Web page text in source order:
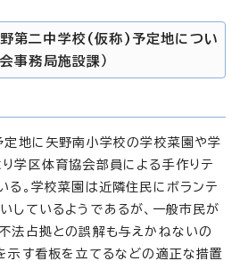
第二中学校(仮称)予定地につい
事務局施設課）
定地に矢野南小学校の学校菜園や学
学区体育協会部員による手作りテ
る。学校菜園は近隣住民にボランテ
しているようであるが、一般市民が
法占拠との誤解も与えかねないの
示す看板を立てるなどの適正な措置